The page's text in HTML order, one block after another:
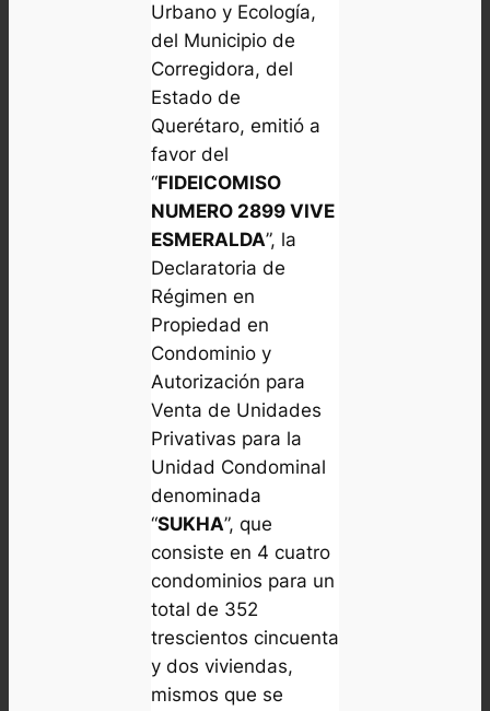
Urbano y Ecología,
del Municipio de
Corregidora, del
Estado de
Querétaro, emitió a
favor del
“FIDEICOMISO
NUMERO 2899 VIVE
ESMERALDA”, la
Declaratoria de
Régimen en
Propiedad en
Condominio y
Autorización para
Venta de Unidades
Privativas para la
Unidad Condominal
denominada
“SUKHA”, que
consiste en 4 cuatro
condominios para un
total de 352
trescientos cincuenta
y dos viviendas,
mismos que se